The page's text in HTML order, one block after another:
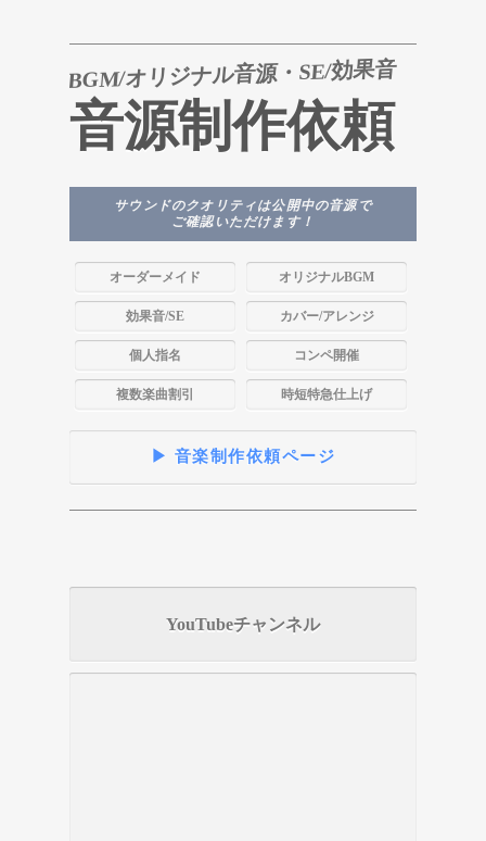
音源制作依頼
BGM/オリジナル音源・SE/効果音
サウンドのクオリティは公開中の音源で
ご確認いただけます！
オーダーメイド オリジナルBGM
効果音/SE カバー/アレンジ
個人指名 コンペ開催
複数楽曲割引 時短特急仕上げ
▶ 音楽制作依頼ページ
YouTubeチャンネル